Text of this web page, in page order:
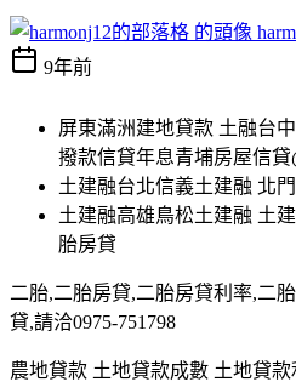
9年前
屏東滿洲建地貸款 土融台
撥款信貸年息青埔房屋信貸
土建融台北信義土建融 北
土建融高雄鳥松土建融 土
胎房貸
二胎,二胎房貸,二胎房貸利率,二
貸,請洽0975-751798
農地貸款 土地貸款成數 土地貸